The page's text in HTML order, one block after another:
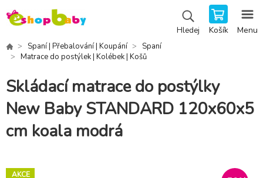
Hledej Košík Menu
Spaní | Přebalování | Koupání
Spaní
Matrace do postýlek | Kolébek | Košů
Skládací matrace do postýlky
New Baby STANDARD 120x60x5
cm koala modrá
AKCE